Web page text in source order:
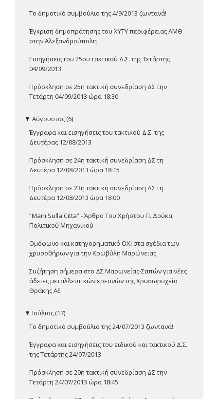
Το δημοτικό συμβούλιο της 4/9/2013 ζωντανά!
Έγκριση δημοπράτησης του ΧΥΤΥ περιφέρειας ΑΜΘ
στην Αλεξανδρούπολη
Εισηγήσεις του 25ου τακτικού Δ.Σ. της Τετάρτης
04/09/2013
Πρόσκληση σε 25η τακτική συνεδρίαση ΔΣ την
Τετάρτη 04/09/2013 ώρα 18:30
▼ Αύγουστος (6)
Έγγραφα και εισηγήσεις του τακτικού Δ.Σ. της
Δευτέρας 12/08/2013
Πρόσκληση σε 24η τακτική συνεδρίαση ΔΣ τη
Δευτέρα 12/08/2013 ώρα 18:15
Πρόσκληση σε 23η τακτική συνεδρίαση ΔΣ τη
Δευτέρα 12/08/2013 ώρα 18:00
“Mani Sulla Citta” - Άρθρο Του Χρήστου Π. Δούκα,
Πολιτικού Μηχανικού
Ομόφωνο και κατηγορηματικό ΟΧΙ στα σχέδια των
χρυσοθήρων για την Κρωβύλη Μαρώνειας
Συζήτηση σήμερα στο ΔΣ Μαρωνείας-Σαπών για νέες
άδειες μεταλλευτικών ερευνών της Χρυσωρυχεία
Θράκης ΑΕ
▼ Ιούλιος (17)
Το δημοτικό συμβούλιο της 24/07/2013 ζωντανά!
Έγγραφα και εισηγήσεις του ειδικού και τακτικού Δ.Σ.
της Τετάρτης 24/07/2013
Πρόσκληση σε 20η τακτική συνεδρίαση ΔΣ την
Τετάρτη 24/07/2013 ώρα 18:45